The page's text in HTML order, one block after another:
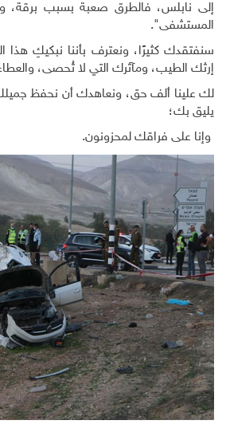
إلى نابلس، فالطرق صعبة بسبب برقة،
المستشفى".
سنفتقدك كثيرًا، ونعترف بأننا نبكيكِ هذا
إرثك الطيب، ومآثرك التي لا تُحصى،
لك علينا ألف حق، ونعاهدك أن نحفظ
يليق بك؛
وإنا على فراقك لمحزونون.